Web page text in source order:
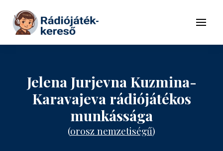
Tovább a tartalomhoz
Menü
Jelena Jurjevna Kuzmina-
Karavajeva rádiójátékos
munkássága
(orosz nemzetiségű)